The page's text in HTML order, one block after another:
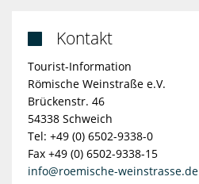
 Kontakt
Tourist-Information
Römische Weinstraße e.V.
Brückenstr. 46
54338 Schweich
Tel: +49 (0) 6502-9338-0
Fax +49 (0) 6502-9338-15
info@roemische-weinstrasse.de